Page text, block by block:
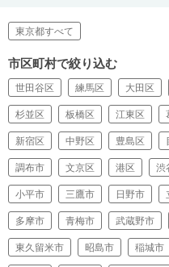
東京都すべて
市区町村で絞り込む
世田谷区 練馬区 大田区
杉並区 板橋区 江東区
新宿区 中野区 豊島区
調布市 文京区 港区 渋
小平市 三鷹市 日野市
多摩市 青梅市 武蔵野市
東久留米市 昭島市 稲城市